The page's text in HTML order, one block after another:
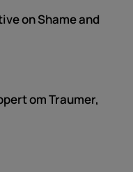
on Shame and
om Traumer,